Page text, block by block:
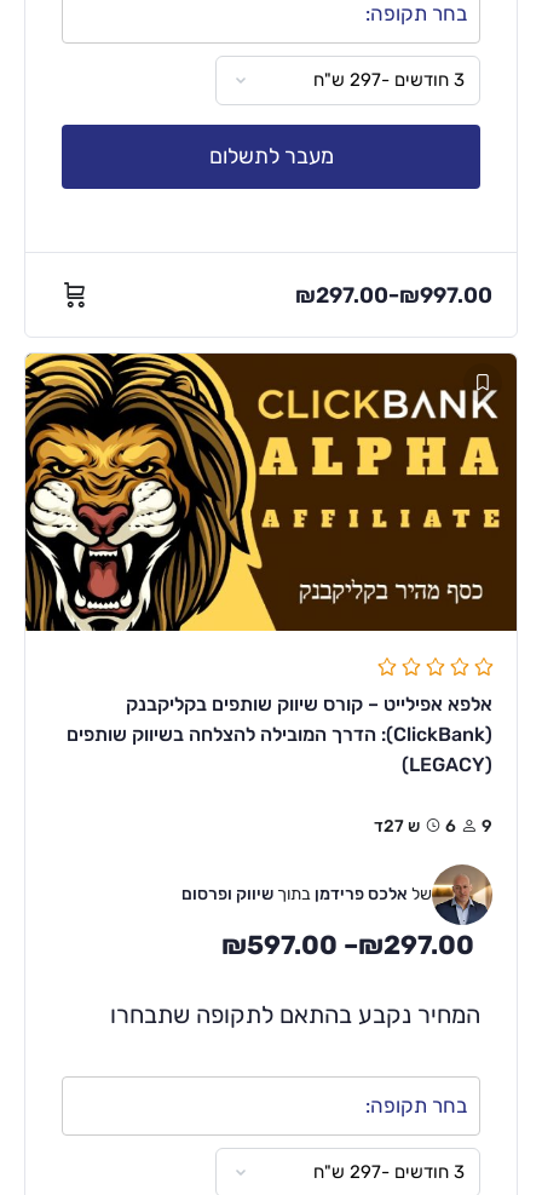
בחר תקופה:
מעבר לתשלום
₪297.00–₪997.00
אלפא אפילייט – קורס שיווק שותפים בקליקבנק
(ClickBank): הדרך המובילה להצלחה בשיווק שותפים
(LEGACY)
9 6ש 27ד
של אלכס פרידמן בתוך שיווק ופרסום
₪297.00
–
₪597.00
המחיר נקבע בהתאם לתקופה שתבחרו
בחר תקופה: